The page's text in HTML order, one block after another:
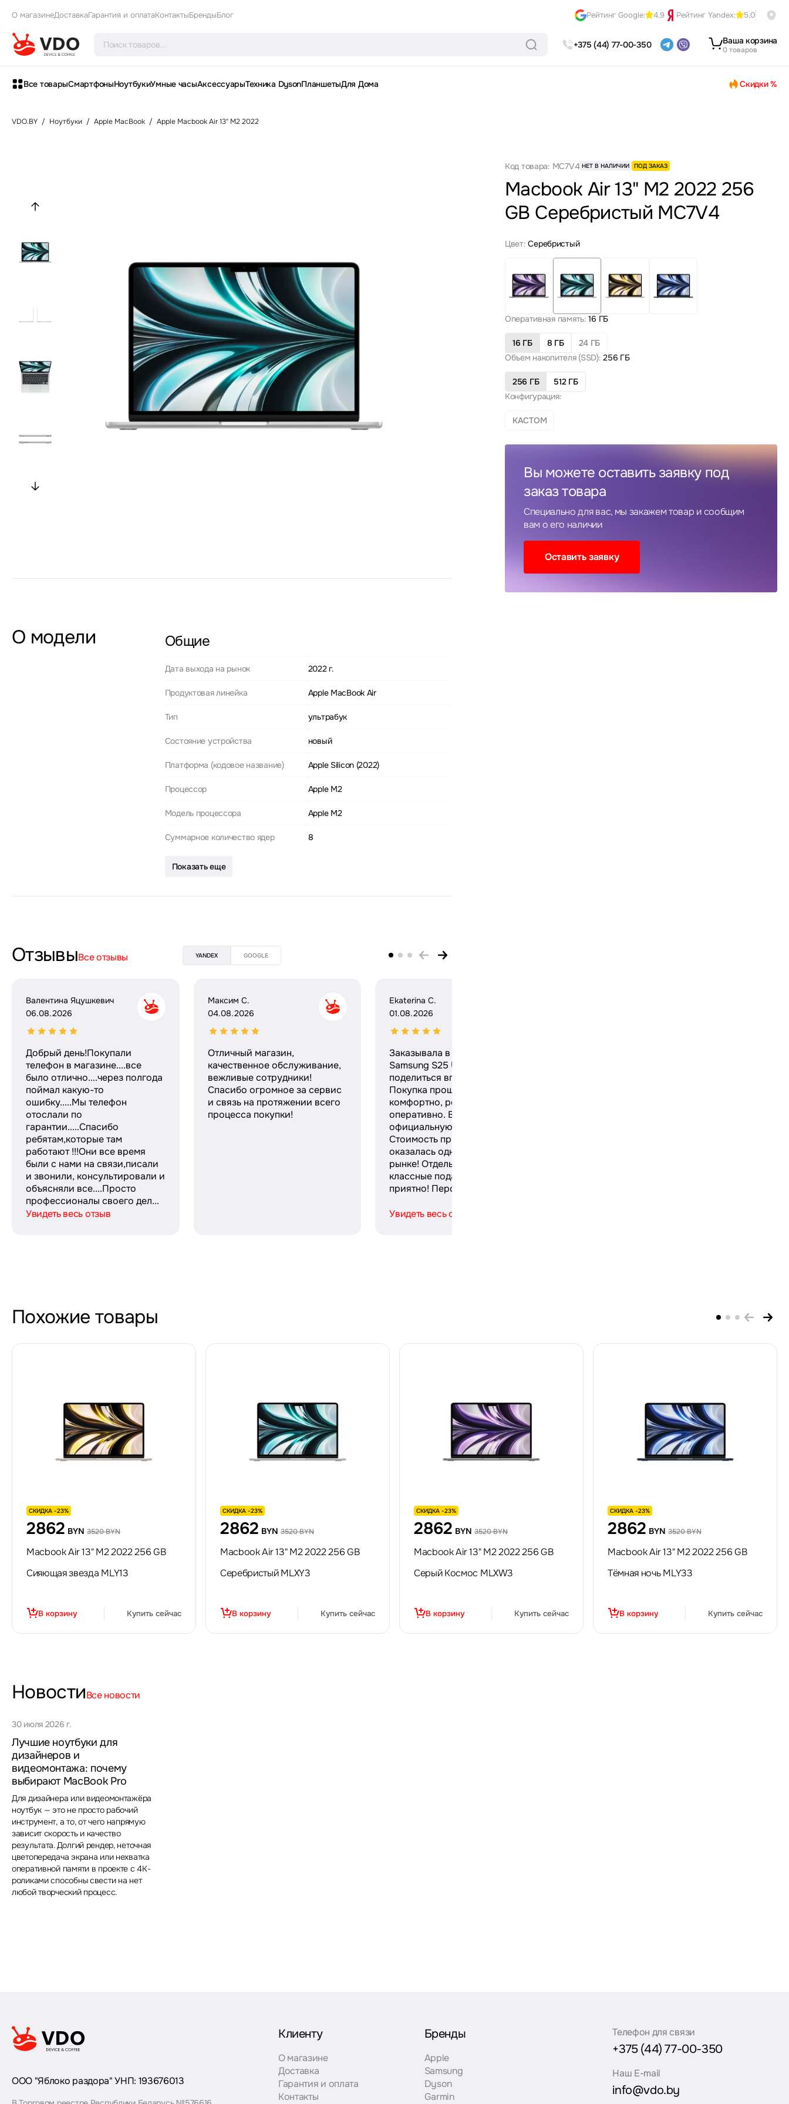
О магазинеДоставкаГарантия и оплатаКонтактыБрендыБлог Рейтинг Google: 4,9 Рейтинг Yandex: 5,0
+375 (44) 77-00-350 Ваша корзина
0 товаров
Все товарыСмартфоныНоутбукиУмные часыАксессуарыТехника DysonПланшетыДля Дома Скидки %
VDO.BY / Ноутбуки / Apple MacBook / Apple Macbook Air 13" M2 2022
О модели Общие
Дата выхода на рынок 2022 г.
Продуктовая линейка Apple MacBook Air
Тип ультрабук
Состояние устройства новый
Платформа (кодовое название) Apple Silicon (2022)
Процессор Apple M2
Модель процессора Apple M2
Суммарное количество ядер 8
Показать еще
ОтзывыВсе отзывы YANDEX GOOGLE
Валентина Яцушкевич
06.08.2026
Добрый день!Покупали
телефон в магазине....все
было отлично....через полгода
поймал какую-то
ошибку.....Мы телефон
отослали по
гарантии.....Спасибо
ребятам,которые там
работают !!!Они все время
были с нами на связи,писали
и звонили, консультировали и
объясняли все....Просто
профессионалы своего дел...
Увидеть весь отзыв
Максим С.
04.08.2026
Отличный магазин,
качественное обслуживание,
вежливые сотрудники!
Спасибо огромное за сервис
и связь на протяжении всего
процесса покупки!
Ekaterina C.
01.08.2026
Заказывала в этом магазине
Samsung S25 Ultra и хочу
поделиться впечатлениями.
Покупка прошла максимально
комфортно, ребята работают
оперативно. Выдали
официальную гарантию и чек.
Стоимость при этом
оказалась одной из лучших на
рынке! Отдельное спасибо за
классные подарки — безумно
приятно! Персонал ...
Увидеть весь отзыв
Код товара: MC7V4 НЕТ В НАЛИЧИИ ПОД ЗАКАЗ
Macbook Air 13" M2 2022 256
GB Серебристый MC7V4
Цвет: Серебристый
Оперативная память: 16 ГБ
16 ГБ 8 ГБ
24 ГБ
Объем накопителя (SSD): 256 ГБ
256 ГБ
512 ГБ
Конфигурация:
КАСТОМ
Вы можете оставить заявку под
заказ товара
Специально для вас, мы закажем товар и сообщим
вам о его наличии
Оставить заявку
Похожие товары
СКИДКА -23%
2862 BYN 3520 BYN
Macbook Air 13" M2 2022 256 GB
Сияющая звезда MLY13
В корзину Купить сейчас
СКИДКА -23%
2862 BYN 3520 BYN
Macbook Air 13" M2 2022 256 GB
Серебристый MLXY3
В корзину Купить сейчас
СКИДКА -23%
2862 BYN 3520 BYN
Macbook Air 13" M2 2022 256 GB
Серый Космос MLXW3
В корзину Купить сейчас
СКИДКА -23%
2862 BYN 3520 BYN
Macbook Air 13" M2 2022 256 GB
Тёмная ночь MLY33
В корзину Купить сейчас
НовостиВсе новости
30 июля 2026 г.
Лучшие ноутбуки для
дизайнеров и
видеомонтажа: почему
выбирают MacBook Pro
Для дизайнера или видеомонтажёра
ноутбук — это не просто рабочий
инструмент, а то, от чего напрямую
зависит скорость и качество
результата. Долгий рендер, неточная
цветопередача экрана или нехватка
оперативной памяти в проекте с 4K-
роликами способны свести на нет
любой творческий процесс.
ООО "Яблоко раздора" УНП: 193676013
Клиенту
О магазине
Доставка
Гарантия и оплата
Контакты
Бренды
Apple
Samsung
Dyson
Garmin
Телефон для связи
+375 (44) 77-00-350
Наш E-mail
info@vdo.by